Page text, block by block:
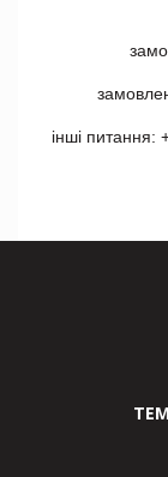
інші